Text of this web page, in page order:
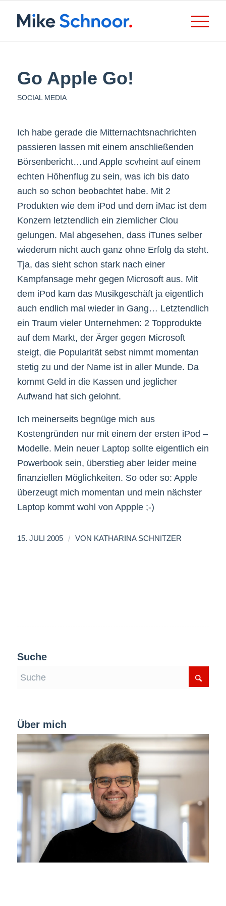
Go Apple Go!
SOCIAL MEDIA
Ich habe gerade die Mitternachtsnachrichten
passieren lassen mit einem anschließenden
Börsenbericht…und Apple scvheint auf einem
echten Höhenflug zu sein, was ich bis dato
auch so schon beobachtet habe. Mit 2
Produkten wie dem iPod und dem iMac ist dem
Konzern letztendlich ein ziemlicher Clou
gelungen. Mal abgesehen, dass iTunes selber
wiederum nicht auch ganz ohne Erfolg da steht.
Tja, das sieht schon stark nach einer
Kampfansage mehr gegen Microsoft aus. Mit
dem iPod kam das Musikgeschäft ja eigentlich
auch endlich mal wieder in Gang… Letztendlich
ein Traum vieler Unternehmen: 2 Topprodukte
auf dem Markt, der Ärger gegen Microsoft
steigt, die Popularität sebst nimmt momentan
stetig zu und der Name ist in aller Munde. Da
kommt Geld in die Kassen und jeglicher
Aufwand hat sich gelohnt.
Ich meinerseits begnüge mich aus
Kostengründen nur mit einem der ersten iPod –
Modelle. Mein neuer Laptop sollte eigentlich ein
Powerbook sein, überstieg aber leider meine
finanziellen Möglichkeiten. So oder so: Apple
überzeugt mich momentan und mein nächster
Laptop kommt wohl von Appple ;-)
15. JULI 2005 / VON KATHARINA SCHNITZER
Suche
Über mich